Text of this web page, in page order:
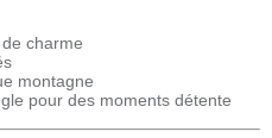
charme
montagne
pour des moments détente